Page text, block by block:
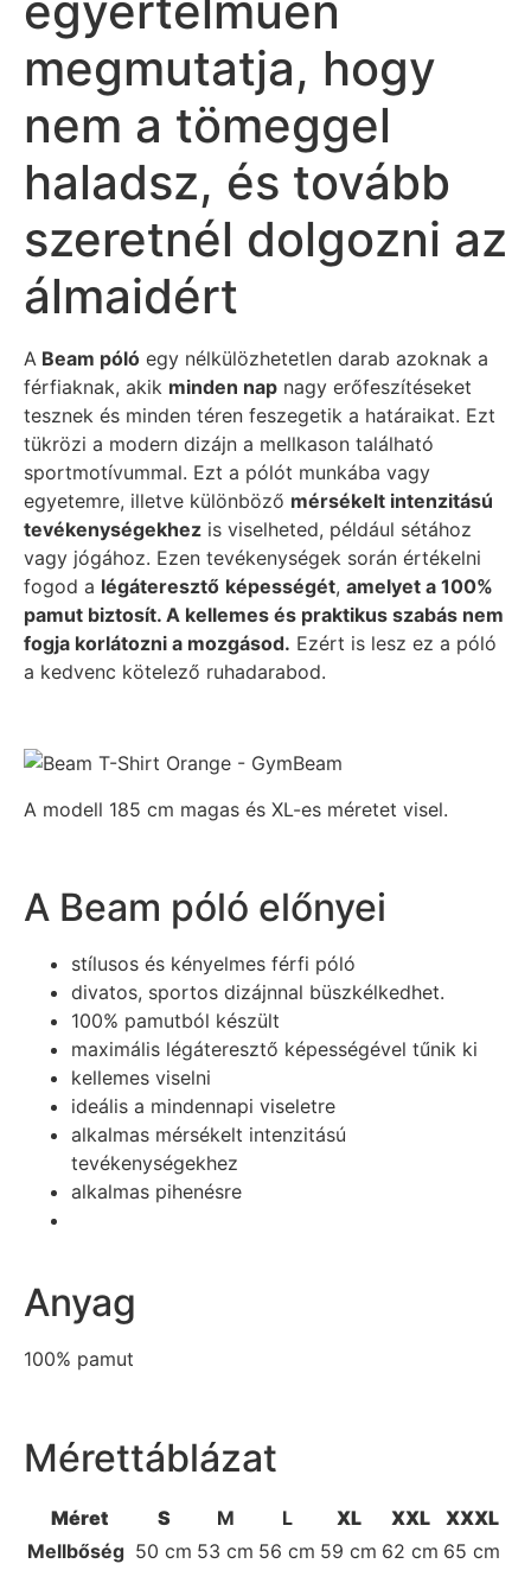
egyértelműen
megmutatja, hogy
nem a tömeggel
haladsz, és tovább
szeretnél dolgozni az
álmaidért
A Beam póló egy nélkülözhetetlen darab azoknak a
férfiaknak, akik minden nap nagy erőfeszítéseket
tesznek és minden téren feszegetik a határaikat. Ezt
tükrözi a modern dizájn a mellkason található
sportmotívummal. Ezt a pólót munkába vagy
egyetemre, illetve különböző mérsékelt intenzitású
tevékenységekhez is viselheted, például sétához
vagy jógához. Ezen tevékenységek során értékelni
fogod a légáteresztő képességét, amelyet a 100%
pamut biztosít. A kellemes és praktikus szabás nem
fogja korlátozni a mozgásod. Ezért is lesz ez a póló
a kedvenc kötelező ruhadarabod.
A modell 185 cm magas és XL-es méretet visel.
A Beam póló előnyei
stílusos és kényelmes férfi póló
divatos, sportos dizájnnal büszkélkedhet.
100% pamutból készült
maximális légáteresztő képességével tűnik ki
kellemes viselni
ideális a mindennapi viseletre
alkalmas mérsékelt intenzitású
tevékenységekhez
alkalmas pihenésre
Anyag
100% pamut
Mérettáblázat
Méret S M L XL XXL
XXXL
Mellbőség 50 cm 53 cm 56 cm 59 cm 62 cm 65 cm